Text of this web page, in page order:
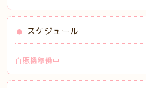
スケジュール
自販機稼働中